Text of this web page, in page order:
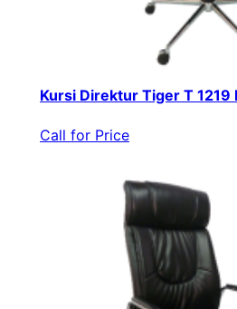
Kursi Direktur Tiger T 1219
Call for Price